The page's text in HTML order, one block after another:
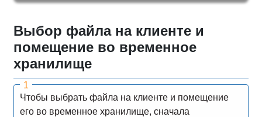
Выбор файла на клиенте и
помещение во временное
хранилище
Чтобы выбрать файла на клиенте и помещение
его во временное хранилище, сначала